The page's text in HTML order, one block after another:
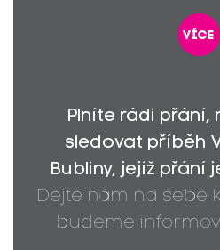
více
Plníte rádi přání,
sledovat příběh
Bubliny, jejíž přání
Dejte nám na sebe
budeme